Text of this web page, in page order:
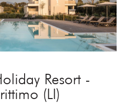
Resort -
(LI)